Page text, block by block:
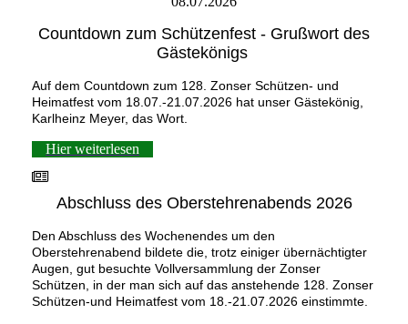
Countdown zum Schützenfest - Grußwort des
Gästekönigs
Auf dem Countdown zum 128. Zonser Schützen- und
Heimatfest vom 18.07.-21.07.2026 hat unser Gästekönig,
Karlheinz Meyer, das Wort.
Hier weiterlesen
Abschluss des Oberstehrenabends 2026
Den Abschluss des Wochenendes um den
Oberstehrenabend bildete die, trotz einiger übernächtigter
Augen, gut besuchte Vollversammlung der Zonser
Schützen, in der man sich auf das anstehende 128. Zonser
Schützen-und Heimatfest vom 18.-21.07.2026 einstimmte.